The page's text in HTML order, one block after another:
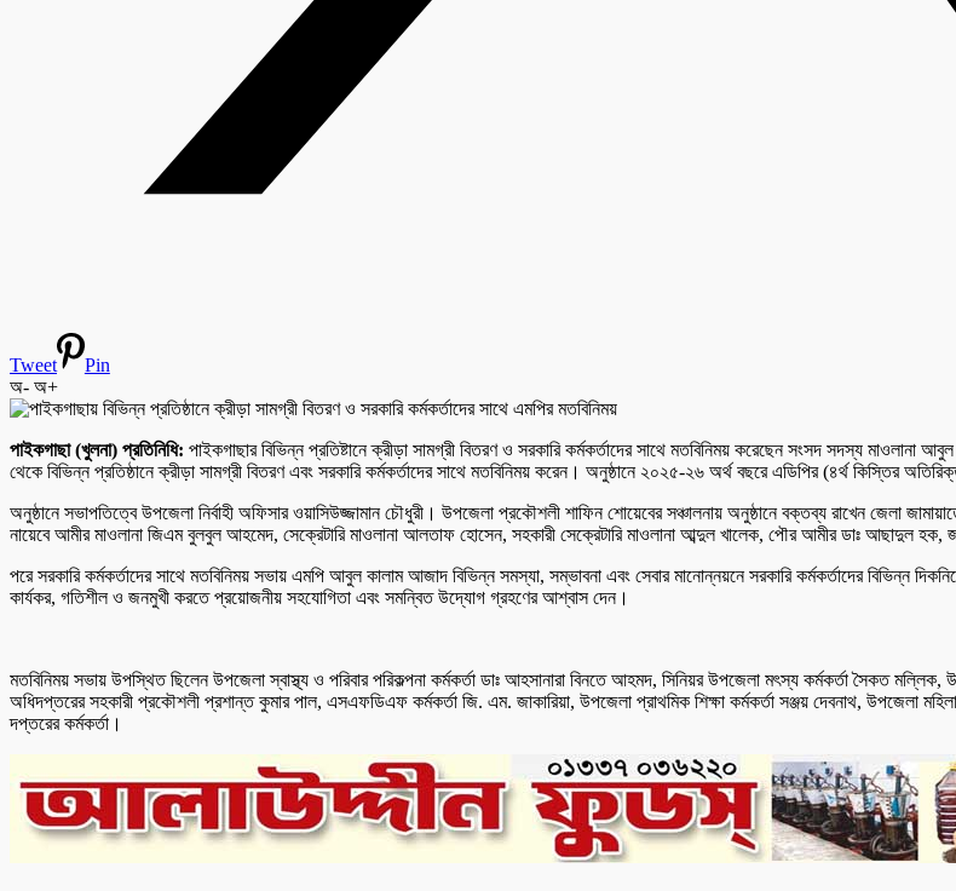
Tweet
Pin
অ- অ+
পাইকগাছা (খুলনা) প্রতিনিধি: পাইকগাছার বিভিন্ন প্রতিষ্টানে ক্রীড়া সামগ্রী বিতরণ ও সরকারি কর্মকর্তাদের সাথে মতবিনিময় করেছেন সংসদ সদস্য
থেকে বিভিন্ন প্রতিষ্ঠানে ক্রীড়া সামগ্রী বিতরণ এবং সরকারি কর্মকর্তাদের সাথে মতবিনিময় করেন। অনুষ্ঠানে ২০২৫-২৬ অর্থ বছরে এডিপির (৪র্থ কিস্তির
অনুষ্ঠানে সভাপতিত্বে উপজেলা নির্বাহী অফিসার ওয়াসিউজ্জামান চৌধুরী। উপজেলা প্রকৌশলী শাফিন শোয়েবের সঞ্চালনায় অনুষ্ঠানে বক্তব্য রাখেন জেলা
নায়েবে আমীর মাওলানা জিএম বুলবুল আহমেদ, সেক্রেটারি মাওলানা আলতাফ হোসেন, সহকারী সেক্রেটারি মাওলানা আব্দুল খালেক, পৌর আমীর ডাঃ আছাদুল
পরে সরকারি কর্মকর্তাদের সাথে মতবিনিময় সভায় এমপি আবুল কালাম আজাদ বিভিন্ন সমস্যা, সম্ভাবনা এবং সেবার মানোন্নয়নে সরকারি কর্মকর্তাদের বিভিন্ন
কার্যকর, গতিশীল ও জনমুখী করতে প্রয়োজনীয় সহযোগিতা এবং সমন্বিত উদ্যোগ গ্রহণের আশ্বাস দেন।
মতবিনিময় সভায় উপস্থিত ছিলেন উপজেলা স্বাস্থ্য ও পরিবার পরিকল্পনা কর্মকর্তা ডাঃ আহসানারা বিনতে আহমদ, সিনিয়র উপজেলা মৎস্য কর্মকর্তা সৈকত মল্লিক,
অধিদপ্তরের সহকারী প্রকৌশলী প্রশান্ত কুমার পাল, এসএফডিএফ কর্মকর্তা জি. এম. জাকারিয়া, উপজেলা প্রাথমিক শিক্ষা কর্মকর্তা সঞ্জয় দেবনাথ, উপজেলা
দপ্তরের কর্মকর্তা।